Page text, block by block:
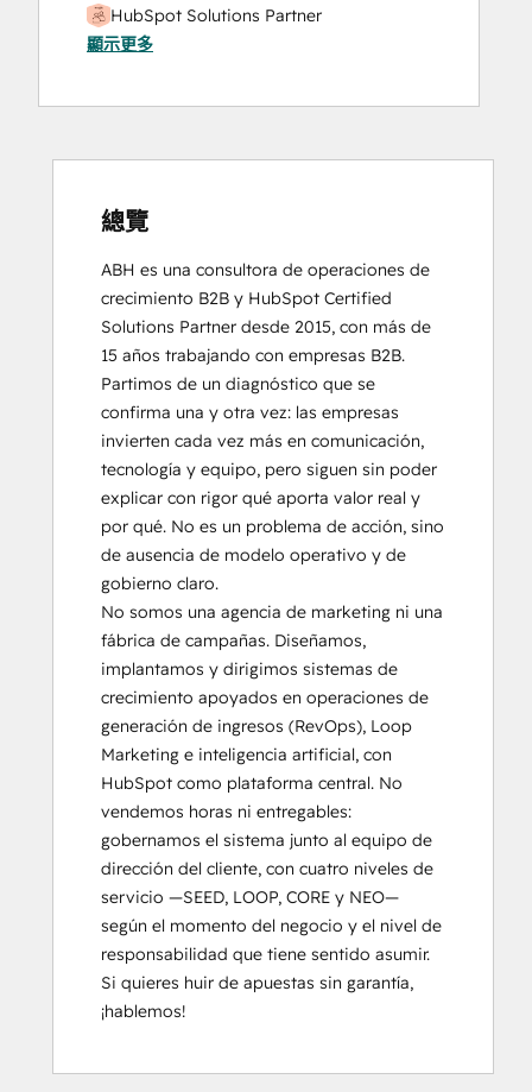
Website Development
Website Migration
HubSpot Solutions Partner
Inbound
Revenue Operations
顯示更多
總覽
ABH es una consultora de operaciones de
crecimiento B2B y HubSpot Certified
Solutions Partner desde 2015, con más de
15 años trabajando con empresas B2B.
Partimos de un diagnóstico que se
confirma una y otra vez: las empresas
invierten cada vez más en comunicación,
tecnología y equipo, pero siguen sin poder
explicar con rigor qué aporta valor real y
por qué. No es un problema de acción, sino
de ausencia de modelo operativo y de
gobierno claro.
No somos una agencia de marketing ni una
fábrica de campañas. Diseñamos,
implantamos y dirigimos sistemas de
crecimiento apoyados en operaciones de
generación de ingresos (RevOps), Loop
Marketing e inteligencia artificial, con
HubSpot como plataforma central. No
vendemos horas ni entregables:
gobernamos el sistema junto al equipo de
dirección del cliente, con cuatro niveles de
servicio —SEED, LOOP, CORE y NEO—
según el momento del negocio y el nivel de
responsabilidad que tiene sentido asumir.
Si quieres huir de apuestas sin garantía,
¡hablemos!